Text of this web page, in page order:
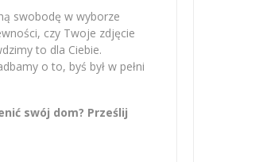
swobodę w wyborze
czy Twoje zdjęcie
to dla Ciebie.
o to, byś był w pełni
swój dom? Prześlij